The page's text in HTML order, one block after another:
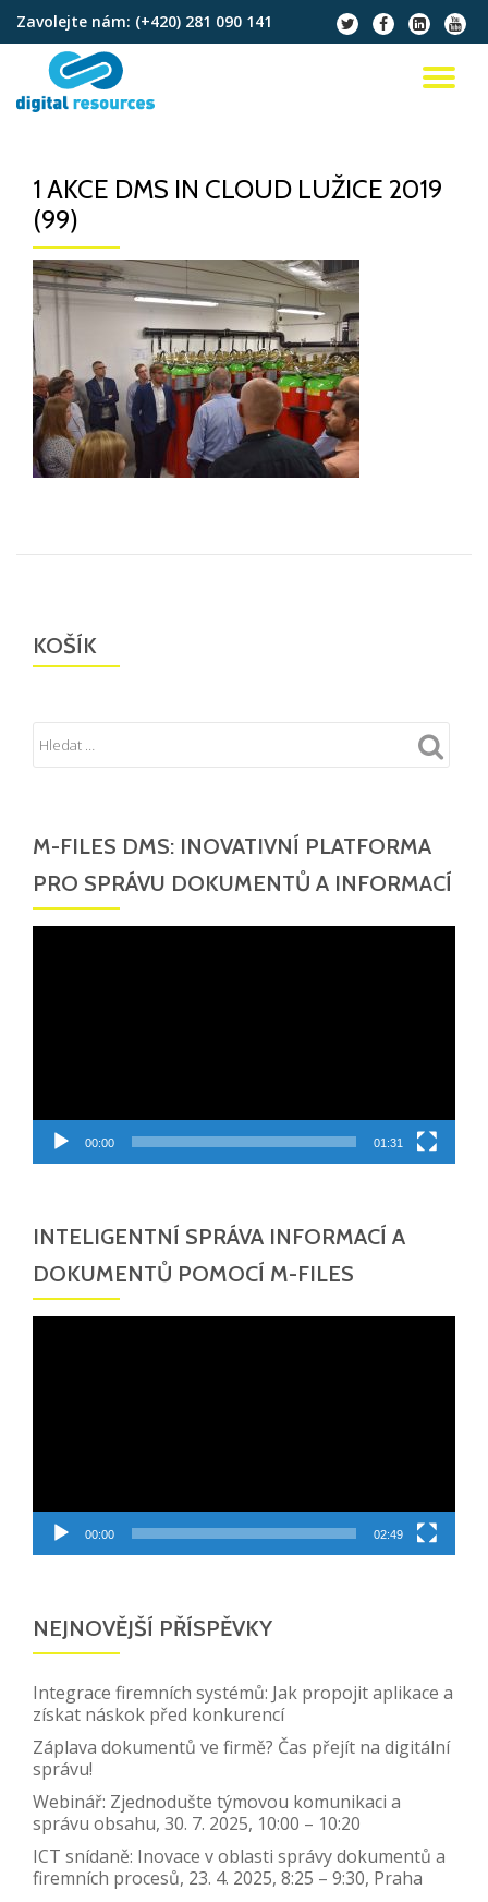
Přeskočit
obsah
Zavolejte nám: (+420) 281 090 141
fa-
twitter
fa-
facebook
fa-
linkedin-
square
fa-
1 AKCE DMS IN CLOUD LUŽICE 2019
(99)
KOŠÍK
M-FILES DMS: INOVATIVNÍ PLATFORMA
PRO SPRÁVU DOKUMENTŮ A INFORMACÍ
00:00 01:31
INTELIGENTNÍ SPRÁVA INFORMACÍ A
DOKUMENTŮ POMOCÍ M-FILES
00:00 02:49
NEJNOVĚJŠÍ PŘÍSPĚVKY
Integrace firemních systémů: Jak propojit aplikace a
získat náskok před konkurencí
Záplava dokumentů ve firmě? Čas přejít na digitální
správu!
Webinář: Zjednodušte týmovou komunikaci a
správu obsahu, 30. 7. 2025, 10:00 – 10:20
ICT snídaně: Inovace v oblasti správy dokumentů a
firemních procesů, 23. 4. 2025, 8:25 – 9:30, Praha